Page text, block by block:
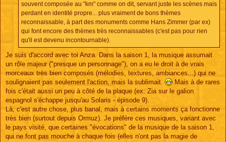
souvent composée au "km" comme on dit, servant juste les scènes mais
perdant en identité propre... plus vraiment de bons thèmes
reconnaissable, à part des monuments comme Hans Zimmer (par ex)
qui font encore des thèmes très reconnaissables (c'est pas pour rien
qu'il est devenu incontournable).
Je suis d'accord avec toi Anza. Dans la saison 1, la musique assumait
un rôle majeur ("presque un personnage"), on a eu le droit à de vrais
morceaux très bien composés (mélodies, textures, ambiances...) qui ne
soulignaient pas seulement l'action, mais la sublimait.
Mais à de rares
fois c'était aussi un peu à côté de la plaque (ex: Zia sur le galion
espagnol s'échappe jusqu'au Solaris - épisode 9).
Là, c'est autre chose, plus banal, mais à certains moments ça fonctionne
très bien (surtout depuis Ormuz). Je préfère ces musiques, variant avec
le pays visité, que certaines "évocations" de la musique de la saison 1,
qui ne font pas mouche à chaque fois (elles n'ont pas la magie de